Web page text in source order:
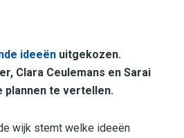
ideeën uitgekozen.
Clara Ceulemans en Sarai
plannen te vertellen.
wijk stemt welke ideeën